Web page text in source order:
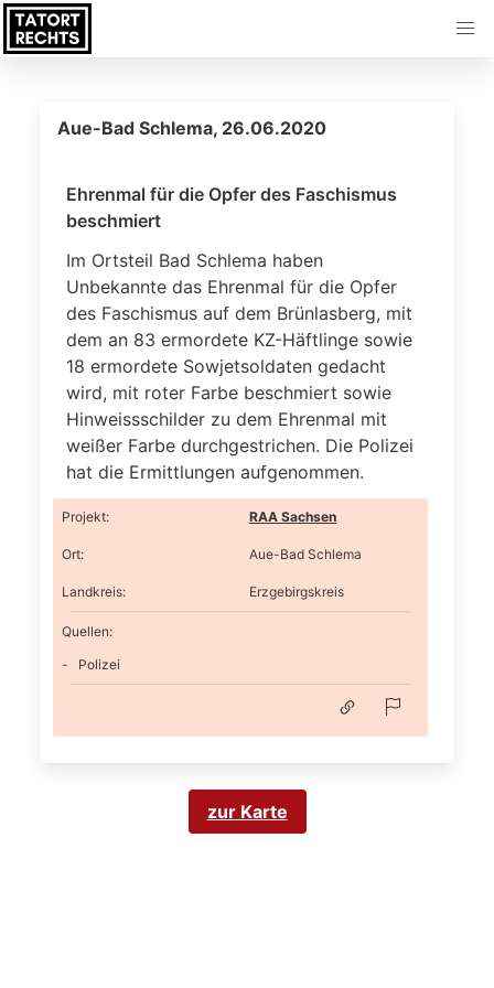
Aue-Bad Schlema, 26.06.2020
Ehrenmal für die Opfer des Faschismus
beschmiert
Im Ortsteil Bad Schlema haben
Unbekannte das Ehrenmal für die Opfer
des Faschismus auf dem Brünlasberg, mit
dem an 83 ermordete KZ-Häftlinge sowie
18 ermordete Sowjetsoldaten gedacht
wird, mit roter Farbe beschmiert sowie
Hinweissschilder zu dem Ehrenmal mit
weißer Farbe durchgestrichen. Die Polizei
hat die Ermittlungen aufgenommen.
Projekt: RAA Sachsen
Ort: Aue-Bad Schlema
Landkreis: Erzgebirgskreis
Quellen:
Polizei
zur Karte